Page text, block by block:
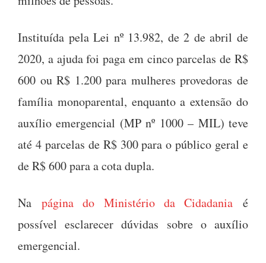
Instituída pela Lei nº 13.982, de 2 de abril de
2020, a ajuda foi paga em cinco parcelas de R$
600 ou R$ 1.200 para mulheres provedoras de
família monoparental, enquanto a extensão do
auxílio emergencial (MP nº 1000 – MIL) teve
até 4 parcelas de R$ 300 para o público geral e
de R$ 600 para a cota dupla.
Napágina do Ministério da Cidadaniaé
possível esclarecer dúvidas sobre o auxílio
emergencial.